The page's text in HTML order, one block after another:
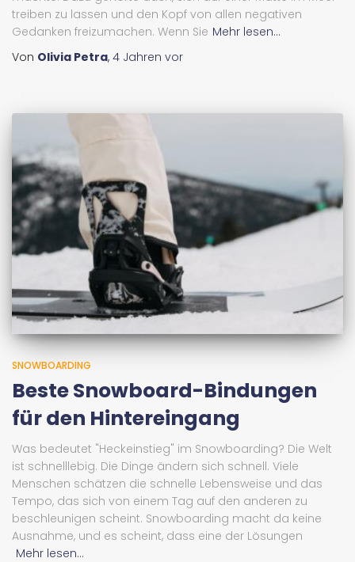
treiben zu lassen und den Kopf von allen negativen
Gedanken freizumachen. Wenn Sie Mehr lesen...
Von Olivia Petra, 4 Jahren vor
SNOWBOARDING
Beste Snowboard-Bindungen
für den Hintereingang
Was bedeutet "Heckeinstieg" im Snowboarding? Die Welt
ist schnelllebig. Die Dinge ändern sich schnell. Viele
Menschen schätzen die schnelle Lebensweise und das
Tempo, das sich von einem Tag auf den anderen zu
beschleunigen scheint. Snowboarding macht da keine
Ausnahme, und es scheint, dass eine der Lösungen
Mehr lesen...